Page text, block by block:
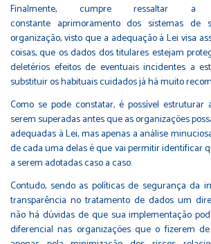
Finalmente, cumpre ressaltar a
constante aprimoramento dos sistemas de
organização, visto que a adequação à Lei visa
coisas, que os dados dos titulares estejam
deletérios efeitos de eventuais incidentes a
substituir os habituais cuidados já há muito
Como se pode constatar, é possível estruturar
serem superadas antes que as organizações
adequadas à Lei, mas apenas a análise
de cada uma delas é que vai permitir identificar
a serem adotadas caso a caso.
Contudo, sendo as políticas de segurança da
transparência no tratamento de dados um
não há dúvidas de que sua implementação
diferencial nas organizações que o fizerem